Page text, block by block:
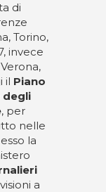
di
Torino,
invece
il Piano
degli
, per
nelle
la
a